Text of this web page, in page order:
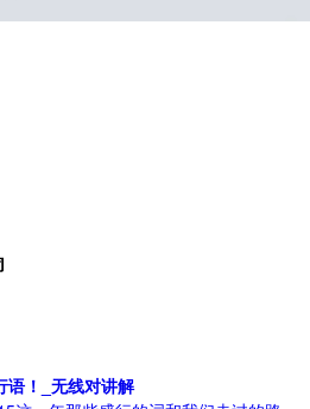
语！_无线对讲解